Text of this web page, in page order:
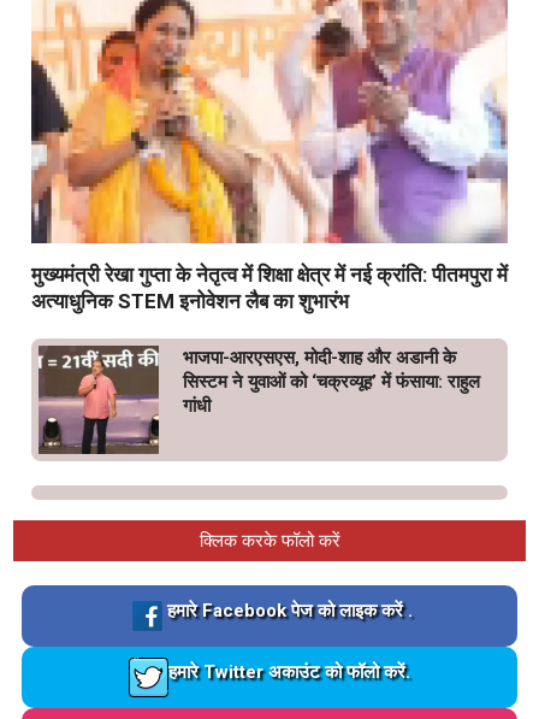
मुख्यमंत्री रेखा गुप्ता के नेतृत्व में शिक्षा क्षेत्र में नई क्रांति: पीतमपुरा में
अत्याधुनिक STEM इनोवेशन लैब का शुभारंभ
भाजपा-आरएसएस, मोदी-शाह और अडानी के
सिस्टम ने युवाओं को ‘चक्रव्यूह’ में फंसाया: राहुल
गांधी
क्लिक करके फॉलो करें
Loading…
हमारे Facebook पेज को लाइक करें .
Loading…
हमारे Twitter अकाउंट को फॉलो करें.